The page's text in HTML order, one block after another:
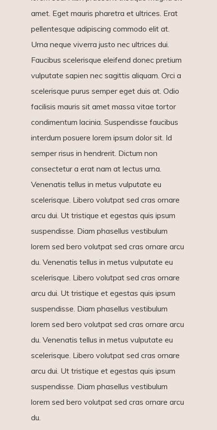
amet. Eget mauris pharetra et ultrices. Erat
pellentesque adipiscing commodo elit at.
Urna neque viverra justo nec ultrices dui.
Faucibus scelerisque eleifend donec pretium
vulputate sapien nec sagittis aliquam. Orci a
scelerisque purus semper eget duis at. Odio
facilisis mauris sit amet massa vitae tortor
condimentum lacinia. Suspendisse faucibus
interdum posuere lorem ipsum dolor sit. Id
semper risus in hendrerit. Dictum non
consectetur a erat nam at lectus urna.
Venenatis tellus in metus vulputate eu
scelerisque. Libero volutpat sed cras ornare
arcu dui. Ut tristique et egestas quis ipsum
suspendisse. Diam phasellus vestibulum
lorem sed bero volutpat sed cras ornare arcu
du. Venenatis tellus in metus vulputate eu
scelerisque. Libero volutpat sed cras ornare
arcu dui. Ut tristique et egestas quis ipsum
suspendisse. Diam phasellus vestibulum
lorem sed bero volutpat sed cras ornare arcu
du. Venenatis tellus in metus vulputate eu
scelerisque. Libero volutpat sed cras ornare
arcu dui. Ut tristique et egestas quis ipsum
suspendisse. Diam phasellus vestibulum
lorem sed bero volutpat sed cras ornare arcu
du.